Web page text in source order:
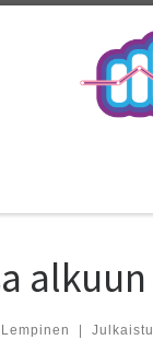
alkuun
Julkaistu